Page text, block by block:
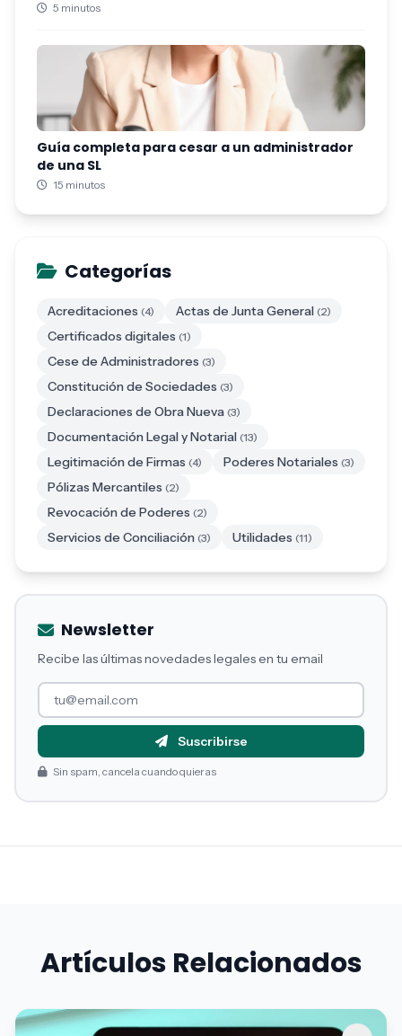
5 minutos
Guía completa para cesar a un administrador
de una SL
15 minutos
Categorías
Acreditaciones (4) Actas de Junta General (2)
Certificados digitales (1)
Cese de Administradores (3)
Constitución de Sociedades (3)
Declaraciones de Obra Nueva (3)
Documentación Legal y Notarial (13)
Legitimación de Firmas (4) Poderes Notariales (3)
Pólizas Mercantiles (2)
Revocación de Poderes (2)
Servicios de Conciliación (3) Utilidades (11)
Newsletter
Recibe las últimas novedades legales en tu email
Suscribirse
Sin spam, cancela cuando quieras
Artículos Relacionados